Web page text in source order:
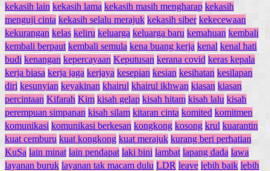
kekasih lain kekasih lama kekasih masih mengharap kekasih
menguji cinta kekasih selalu merajuk kekasih siber kekecewaan
kekurangan kelas keliru keluarga keluarga baru kemahuan kembali
kembali berpaut kembali semula kena buang kerja kenal kenal hati
budi kenangan kepercayaan Keputusan kerana covid keras kepala
kerja biasa kerja jaga kerjaya kesepian kesian kesihatan kesilapan
diri kesunyian keyakinan khairul khairul ikhwan kiasan kiasan
percintaan Kifarah Kim kisah gelap kisah hitam kisah lalu kisah
perempuan simpanan kisah silam kitaran cinta komited komitmen
komunikasi komunikasi berkesan kongkong kosong krul kuarantin
kuat cemburu kuat kongkong kuat merajuk kurang beri perhatian
KuSa lain minat lain pendapat laki bini lambat lapang dada lawa
layanan buruk layanan tak macam dulu LDR leave lebih baik lebih